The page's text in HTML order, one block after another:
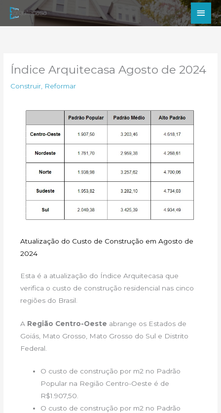
para
Índice Arquitecasa Agosto de 2024
Construir Reformar
Atualização do Custo de Construção em Agosto de
2024
Esta é a atualização do Índice Arquitecasa que
verifica o custo de construção residencial nas cinco
regiões do Brasil.
A Região Centro-Oeste abrange os Estados de
Goiás, Mato Grosso, Mato Grosso do Sul e Distrito
Federal.
O custo de construção por m2 no Padrão
Popular na Região Centro-Oeste é de
R$1.907,50.
O custo de construção por m2 no Padrão